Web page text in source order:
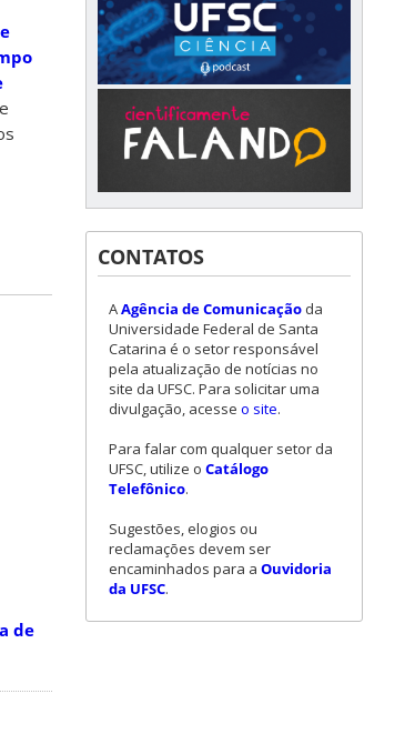
de
CONTATOS
AAgência de Comunicação da
Universidade Federal de Santa
Catarina é o setor responsável
pela atualização de notícias no
site da UFSC. Para solicitar uma
divulgação, acesse o site.
Para falar com qualquer setor da
UFSC, utilize o Catálogo
Telefônico.
Sugestões, elogios ou
reclamações devem ser
encaminhados para a Ouvidoria
da UFSC.